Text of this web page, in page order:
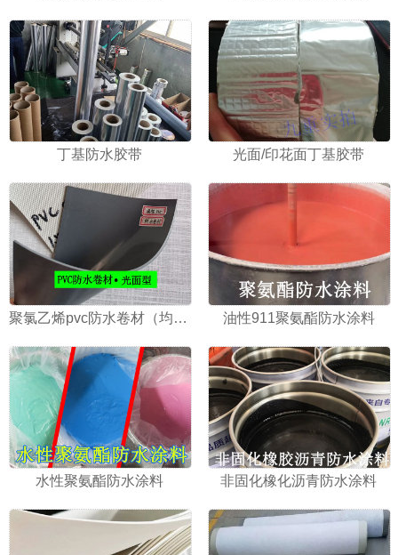
丁基防水胶带 光面/印花面丁基胶带
聚氯乙烯pvc防水卷材（均质光面） 油性911聚氨酯防水涂料
水性聚氨酯防水涂料 非固化橡化沥青防水涂料